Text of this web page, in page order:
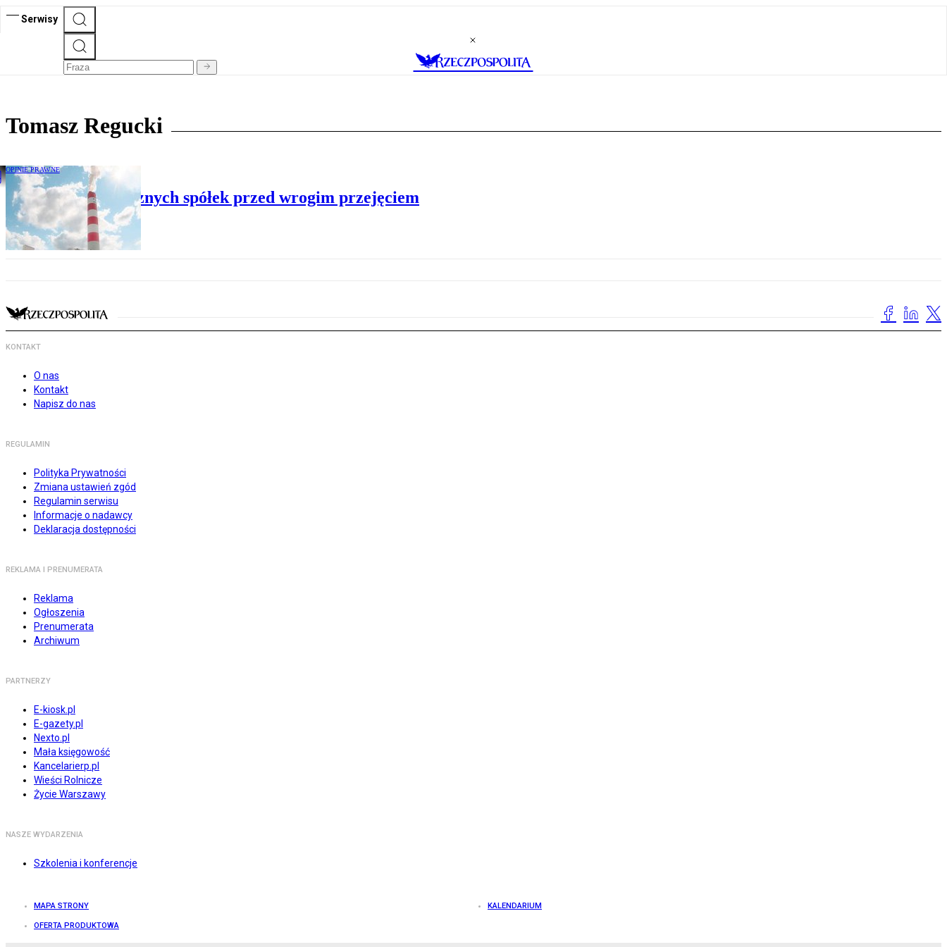
Serwisy
Tomasz Regucki
OPINIE PRAWNE
Ochrona strategicznych spółek przed wrogim przejęciem
KONTAKT
O nas
Kontakt
Napisz do nas
REGULAMIN
Polityka Prywatności
Zmiana ustawień zgód
Regulamin serwisu
Informacje o nadawcy
Deklaracja dostępności
REKLAMA I PRENUMERATA
Reklama
Ogłoszenia
Prenumerata
Archiwum
PARTNERZY
E-kiosk.pl
E-gazety.pl
Nexto.pl
Mała księgowość
Kancelarierp.pl
Wieści Rolnicze
Życie Warszawy
NASZE WYDARZENIA
Szkolenia i konferencje
MAPA STRONY KALENDARIUM
OFERTA PRODUKTOWA